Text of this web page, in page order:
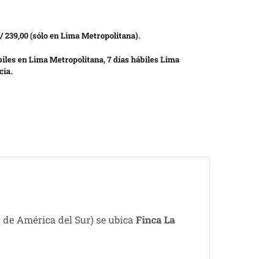
(sólo en Lima Metropolitana).
en Lima Metropolitana, 7 días hábiles Lima
América del Sur) se ubica Finca La